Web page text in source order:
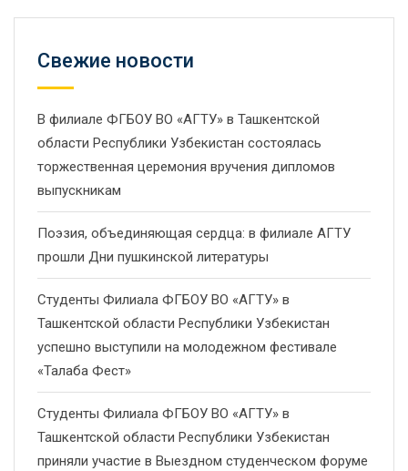
Свежие новости
В филиале ФГБОУ ВО «АГТУ» в Ташкентской
области Республики Узбекистан состоялась
торжественная церемония вручения дипломов
выпускникам
Поэзия, объединяющая сердца: в филиале АГТУ
прошли Дни пушкинской литературы
Студенты Филиала ФГБОУ ВО «АГТУ» в
Ташкентской области Республики Узбекистан
успешно выступили на молодежном фестивале
«Талаба Фест»
Студенты Филиала ФГБОУ ВО «АГТУ» в
Ташкентской области Республики Узбекистан
приняли участие в Выездном студенческом форуме